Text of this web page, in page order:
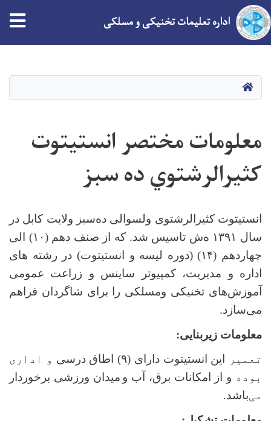
content
اداره تعلیمات تخنیکی و مسلکی
HOME
معلومات مختصر انستیتوت
کثیرالرشتوي ده سبز
انستیتوت کثیرالرشتوی ولسوالی ده‌سبز ولایت کابل در
سال ۱۳۹۱
ه‌ش تاسیس شد. که از صنف دهم (۱۰) الی
چهاردهم (۱۴) (دوره لیسه و انستیتوت) در رشته های
اداره و مدیریت، کمپیوتر ساینس و زراعت عمومی
آموزش‌های تخنیکی ومسلکی را برای شاگردان فراهم‌
می‌سازد.
معلومات زیربنایی:
تعمیر
این انستیتوت دارای (۹) اطاق درسی و اداری
بوده و از امکانات برق، آب و میدان ورزشی برخوردار
می‌باشد.